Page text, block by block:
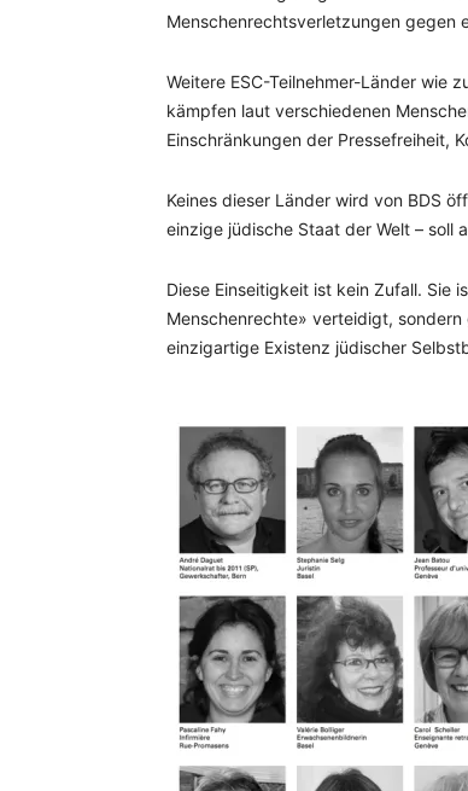
Menschenrechtsverletzungen gegen
Weitere ESC-Teilnehmer-Länder wie
kämpfen laut verschiedenen
Einschränkungen der Pressefreiheit,
Keines dieser Länder wird von BDS
einzige jüdische Staat der Welt – soll
Diese Einseitigkeit ist kein Zufall. Sie
Menschenrechte» verteidigt,
einzigartige Existenz jüdischer